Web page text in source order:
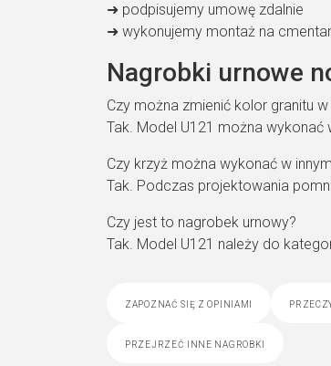
➜ podpisujemy umowę zdalnie
➜ wykonujemy montaż na
Nagrobki urnowe
Czy można zmienić kolor granitu
Tak. Model U121 można wykonać
Czy krzyż można wykonać w
Tak. Podczas projektowania
Czy jest to nagrobek urnowy?
Tak. Model U121 należy do
zapoznać się z opiniami
przejrzeć inne nagrobki